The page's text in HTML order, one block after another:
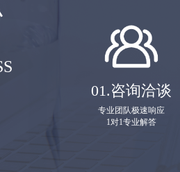
01.咨询洽谈
专业团队极速响应
1对1专业解答